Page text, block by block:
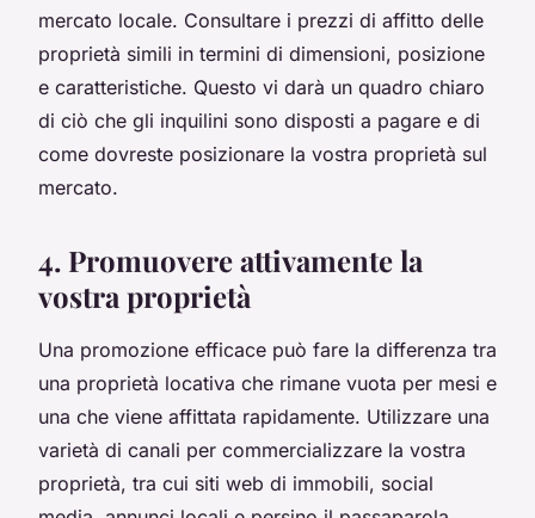
mercato locale. Consultare i prezzi di affitto delle
proprietà simili in termini di dimensioni, posizione
e caratteristiche. Questo vi darà un quadro chiaro
di ciò che gli inquilini sono disposti a pagare e di
come dovreste posizionare la vostra proprietà sul
mercato.
4. Promuovere attivamente la
vostra proprietà
Una promozione efficace può fare la differenza tra
una proprietà locativa che rimane vuota per mesi e
una che viene affittata rapidamente. Utilizzare una
varietà di canali per commercializzare la vostra
proprietà, tra cui siti web di immobili, social